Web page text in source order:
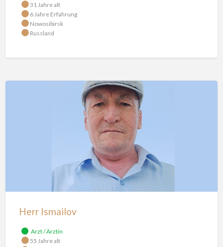
31 Jahre alt
6 Jahre Erfahrung
Nowosibirsk
Russland
Herr Ismailov
Arzt / Ärztin
55 Jahre alt